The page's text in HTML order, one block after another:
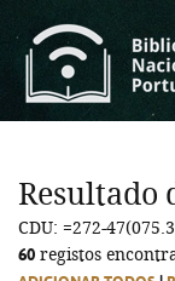
Resultado
CDU: =272-
60 registos